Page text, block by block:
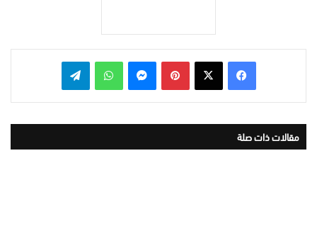
بينتيريست واتساب
مقالات ذات صلة